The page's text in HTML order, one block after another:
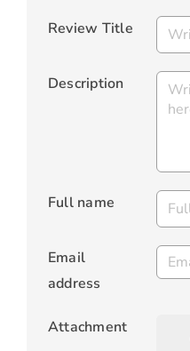
Review Title
Description
Full name
Email
address
Attachment